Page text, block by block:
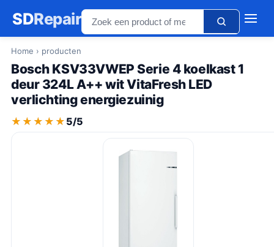
SDRepair
Home › producten
Bosch KSV33VWEP Serie 4 koelkast 1
deur 324L A++ wit VitaFresh LED
verlichting energiezuinig
★★★★★
★★★★★ 5/5